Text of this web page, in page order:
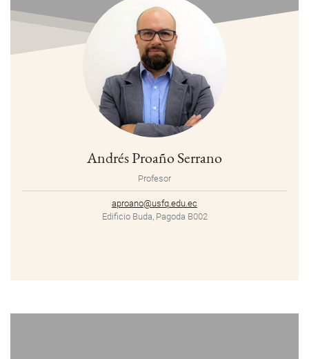
Andrés Proaño Serrano
Profesor
aproano@usfq.edu.ec
Edificio Buda, Pagoda B002